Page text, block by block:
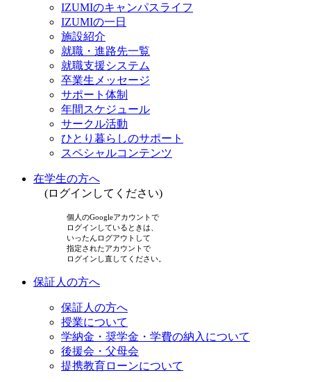
IZUMIのキャンパスライフ
IZUMIの一日
施設紹介
就職・進路先一覧
就職支援システム
卒業生メッセージ
サポート体制
年間スケジュール
サークル活動
ひとり暮らしのサポート
スペシャルコンテンツ
在学生の方へ
(ログインしてください)
個人のGoogleアカウントで
ログインしているときは、
いったんログアウトして
指定されたアカウントで
ログインし直してください。
保証人の方へ
保証人の方へ
授業について
学納金・奨学金・学費の納入について
後援会・父母会
提携教育ローンについて